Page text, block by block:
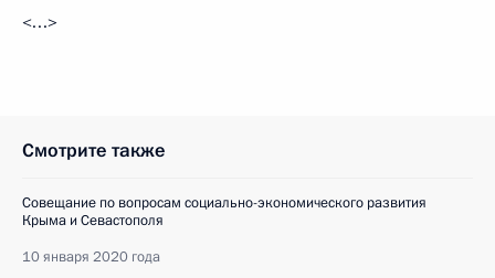
<…>
Смотрите также
Совещание по вопросам социально-экономического развития
Крыма и Севастополя
10 января 2020 года